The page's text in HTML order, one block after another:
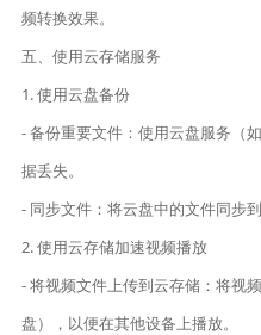
频转换效果。
五、使用云存储服务
1. 使用云盘备份
- 备份重要文件：使用云盘服务（
据丢失。
- 同步文件：将云盘中的文件同步
2. 使用云存储加速视频播放
- 将视频文件上传到云存储：将视
盘），以便在其他设备上播放。